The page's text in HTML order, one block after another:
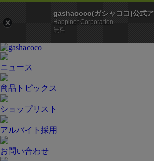
gashacoco(ガシャココ)公式ア
Happinet Corporation
無料
ニュース
商品トピックス
ショップリスト
アルバイト採用
お問い合わせ